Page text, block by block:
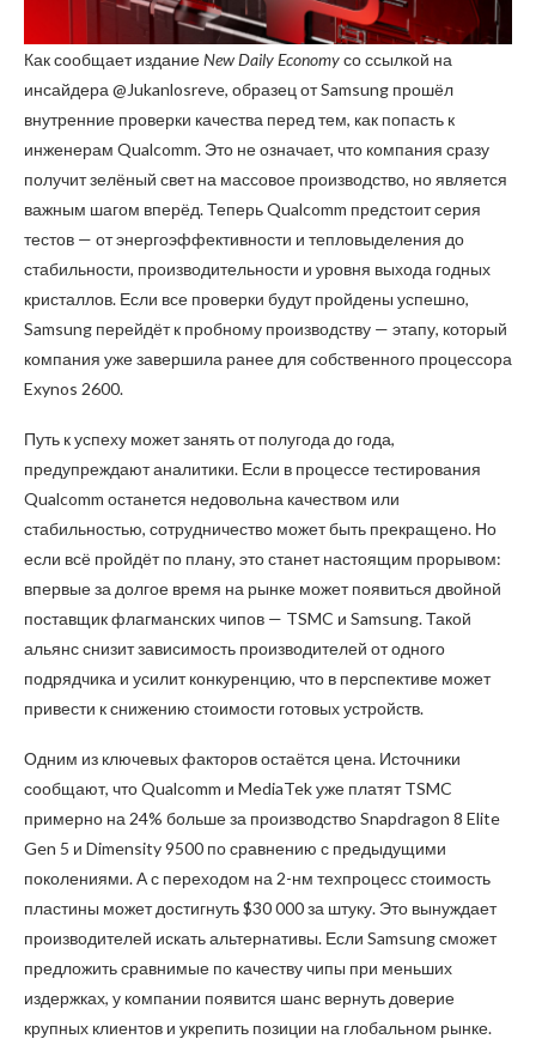
Как сообщает изданиеNew Daily Economyсо ссылкой на
инсайдера @Jukanlosreve, образец от Samsung прошёл
внутренние проверки качества перед тем, как попасть к
инженерам Qualcomm. Это не означает, что компания сразу
получит зелёный свет на массовое производство, но является
важным шагом вперёд. Теперь Qualcomm предстоит серия
тестов — от энергоэффективности и тепловыделения до
стабильности, производительности и уровня выхода годных
кристаллов. Если все проверки будут пройдены успешно,
Samsung перейдёт к пробному производству — этапу, который
компания уже завершила ранее для собственного процессора
Exynos 2600.
Путь к успеху может занять от полугода до года,
предупреждают аналитики. Если в процессе тестирования
Qualcomm останется недовольна качеством или
стабильностью, сотрудничество может быть прекращено. Но
если всё пройдёт по плану, это станет настоящим прорывом:
впервые за долгое время на рынке может появиться двойной
поставщик флагманских чипов — TSMC и Samsung. Такой
альянс снизит зависимость производителей от одного
подрядчика и усилит конкуренцию, что в перспективе может
привести к снижению стоимости готовых устройств.
Одним из ключевых факторов остаётся цена. Источники
сообщают, что Qualcomm и MediaTek уже платят TSMC
примерно на 24% больше за производство Snapdragon 8 Elite
Gen 5 и Dimensity 9500 по сравнению с предыдущими
поколениями. А с переходом на 2-нм техпроцесс стоимость
пластины может достигнуть $30 000 за штуку. Это вынуждает
производителей искать альтернативы. Если Samsung сможет
предложить сравнимые по качеству чипы при меньших
издержках, у компании появится шанс вернуть доверие
крупных клиентов и укрепить позиции на глобальном рынке.